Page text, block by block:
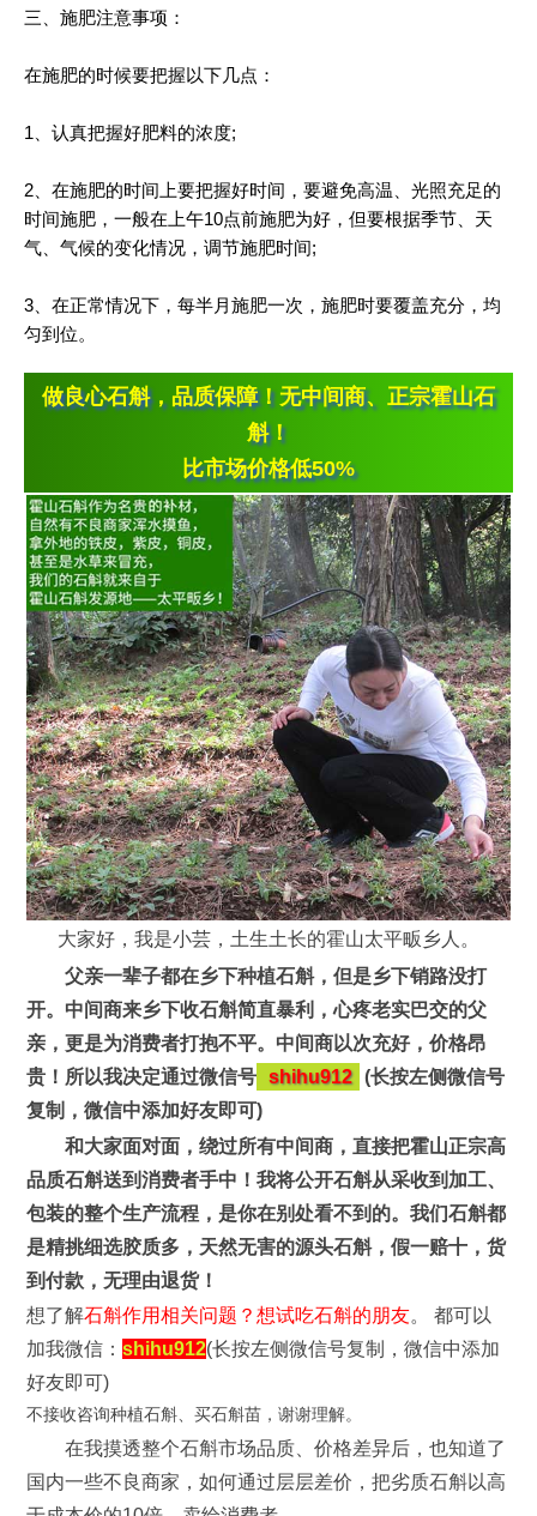
三、施肥注意事项：
在施肥的时候要把握以下几点：
1、认真把握好肥料的浓度;
2、在施肥的时间上要把握好时间，要避免高温、光照充足的
时间施肥，一般在上午10点前施肥为好，但要根据季节、天
气、气候的变化情况，调节施肥时间;
3、在正常情况下，每半月施肥一次，施肥时要覆盖充分，均
匀到位。